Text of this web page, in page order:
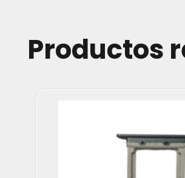
Productos